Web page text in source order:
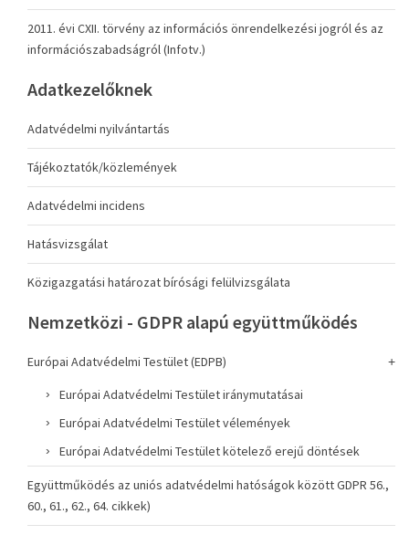
2011. évi CXII. törvény az információs önrendelkezési jogról és az
információszabadságról (Infotv.)
Adatkezelőknek
Adatvédelmi nyilvántartás
Tájékoztatók/közlemények
Adatvédelmi incidens
Hatásvizsgálat
Közigazgatási határozat bírósági felülvizsgálata
Nemzetközi - GDPR alapú együttműködés
Európai Adatvédelmi Testület (EDPB)
Európai Adatvédelmi Testület iránymutatásai
Európai Adatvédelmi Testület vélemények
Európai Adatvédelmi Testület kötelező erejű döntések
Együttműködés az uniós adatvédelmi hatóságok között GDPR 56.,
60., 61., 62., 64. cikkek)